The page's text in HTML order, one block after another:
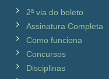
2ª via do boleto
Assinatura Completa
Como funciona
Concursos
Disciplinas